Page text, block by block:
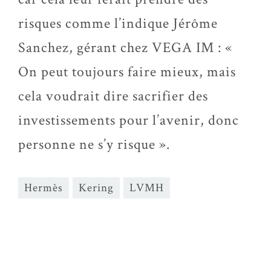
risques comme l’indique Jérôme
Sanchez, gérant chez VEGA IM : «
On peut toujours faire mieux, mais
cela voudrait dire sacrifier des
investissements pour l’avenir, donc
personne ne s’y risque ».
Hermès Kering LVMH